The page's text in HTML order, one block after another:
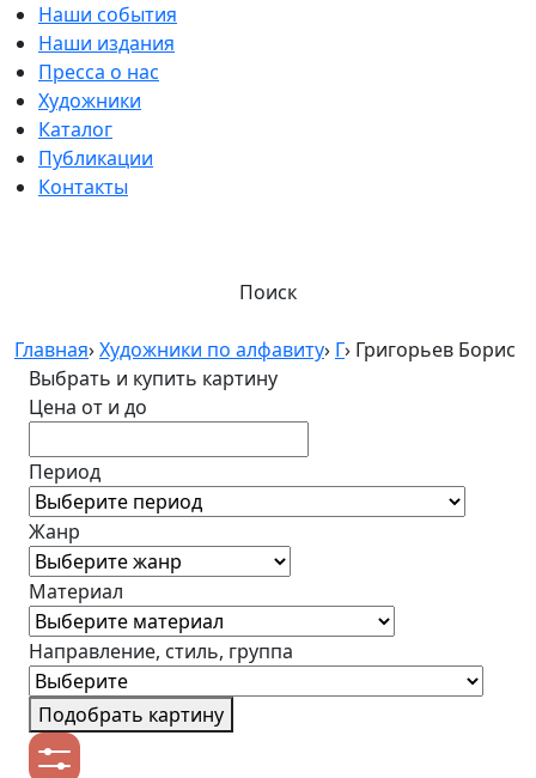
Наши события
Наши издания
Пресса о нас
Художники
Каталог
Публикации
Контакты
Поиск
Главная›Художники по алфавиту› Г› Григорьев Борис
Выбрать и купить картину
Цена от и до
Период
Жанр
Материал
Направление, стиль, группа
Подобрать картину